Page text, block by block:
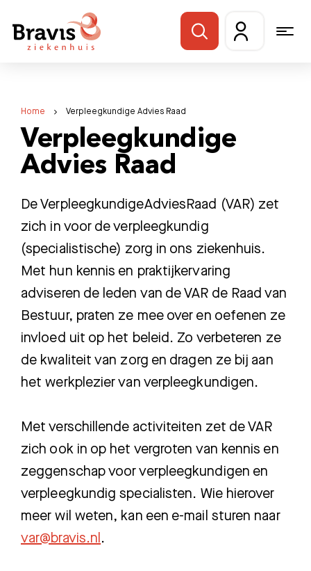
Home Verpleegkundige Advies Raad
Verpleegkundige
Advies Raad
De VerpleegkundigeAdviesRaad (VAR) zet
zich in voor de verpleegkundig
(specialistische) zorg in ons ziekenhuis.
Met hun kennis en praktijkervaring
adviseren de leden van de VAR de Raad van
Bestuur, praten ze mee over en oefenen ze
invloed uit op het beleid. Zo verbeteren ze
de kwaliteit van zorg en dragen ze bij aan
het werkplezier van verpleegkundigen.
Met verschillende activiteiten zet de VAR
zich ook in op het vergroten van kennis en
zeggenschap voor verpleegkundigen en
verpleegkundig specialisten. Wie hierover
meer wil weten, kan een e-mail sturen naar
var@bravis.nl.